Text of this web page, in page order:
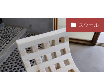
スツール